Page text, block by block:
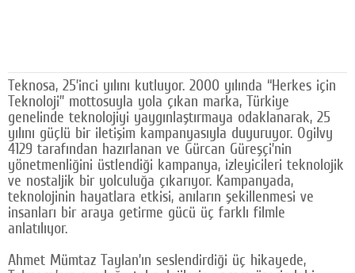
Yazarlar
Künye
SOSYAL MEDYA
Facebook
Twitter
Google Plus
© 2026 TÜM HAKLARI SAKLIDIR
Teknosa, 25’inci yılını kutluyor. 2000 yılında “Herkes için
Teknoloji” mottosuyla yola çıkan marka, Türkiye
genelinde teknolojiyi yaygınlaştırmaya odaklanarak, 25
yılını güçlü bir iletişim kampanyasıyla duyuruyor. Ogilvy
4129 tarafından hazırlanan ve Gürcan Güreşçi’nin
yönetmenliğini üstlendiği kampanya, izleyicileri teknolojik
ve nostaljik bir yolculuğa çıkarıyor. Kampanyada,
teknolojinin hayatlara etkisi, anıların şekillenmesi ve
insanları bir araya getirme gücü üç farklı filmle
anlatılıyor.
Ahmet Mümtaz Taylan’ın seslendirdiği üç hikayede,